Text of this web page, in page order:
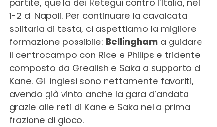
partite, quella dei Retegui contro l’Italia, nel
1-2 di Napoli. Per continuare la cavalcata
solitaria di testa, ci aspettiamo la migliore
formazione possibile: Bellinghama guidare
il centrocampo con Rice e Philips e tridente
composto da Grealish e Saka a supporto di
Kane. Gli inglesi sono nettamente favoriti,
avendo già vinto anche la gara d’andata
grazie alle reti di Kane e Saka nella prima
frazione di gioco.